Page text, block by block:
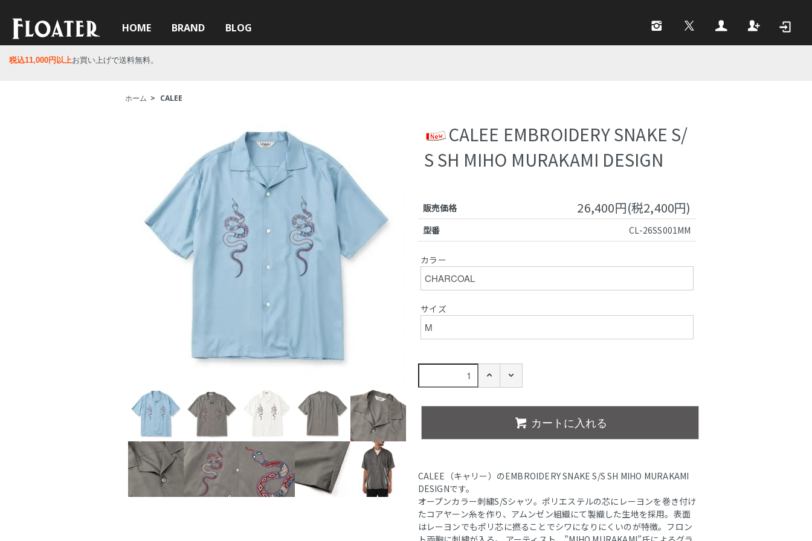
HOME BRAND BLOG
税込11,000円以上お買い上げで送料無料。
ホーム > CALEE
CALEE EMBROIDERY SNAKE S/
S SH MIHO MURAKAMI DESIGN
販売価格 26,400円(税2,400円)
型番 CL-26SS001MM
カラー
サイズ
カートに入れる
CALEE（キャリー）のEMBROIDERY SNAKE S/S SH MIHO MURAKAMI
DESIGNです。
オープンカラー刺繍S/Sシャツ。ポリエステルの芯にレーヨンを巻き付け
たコアヤーン糸を作り、アムンゼン組織にて製織した生地を採用。表面
はレーヨンでもポリ芯に撚ることでシワになりにくいのが特徴。フロン